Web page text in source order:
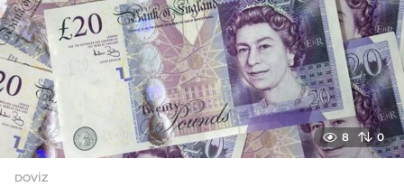
8 0
DOVIZ